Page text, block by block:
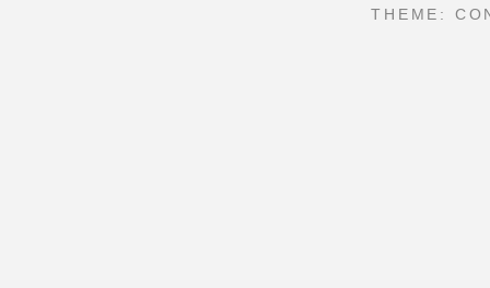
THEME: